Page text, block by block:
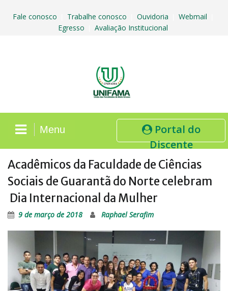
Fale conosco Trabalhe conosco Ouvidoria Webmail
Egresso Avaliação Institucional
Portal do
Discente
Menu
Acadêmicos da Faculdade de Ciências
Sociais de Guarantã do Norte celebram
Dia Internacional da Mulher
9 de março de 2018 Raphael Serafim